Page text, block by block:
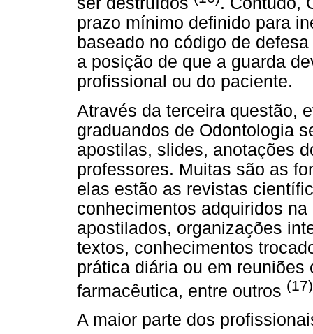
prazo mínimo definido para
baseado no código de
a posição de que a guarda
profissional ou do paciente.
Através da terceira questão,
graduandos de Odontologia
apostilas, slides, anotações
professores. Muitas são as
elas estão as revistas
conhecimentos adquiridos
apostilados, organizações
textos, conhecimentos
prática diária ou em
farmacêutica, entre outros (17)
A maior parte dos